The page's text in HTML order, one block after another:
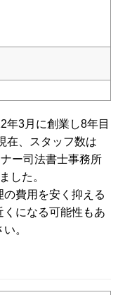
年3月に創業し8年目
在、スタッフ数は
ー司法書士事務所
した。
費用を安く抑える
くになる可能性もあ
。